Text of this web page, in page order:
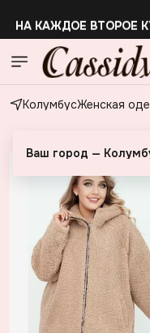
НА КАЖДОЕ ВТОРОЕ
КолумбусЖенская
Ваш город —